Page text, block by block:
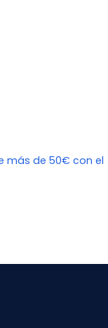
más de 50€ con el